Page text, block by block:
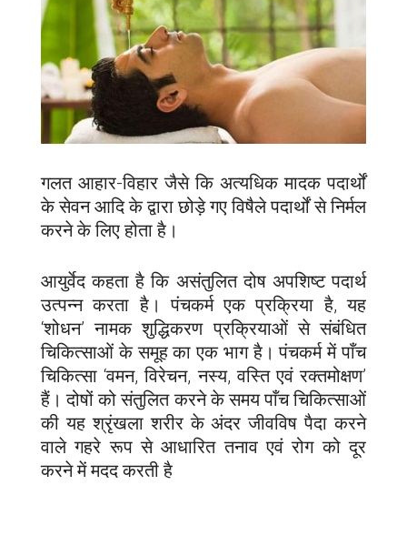
गलत आहार-विहार जैसे कि अत्यधिक मादक पदार्थों
के सेवन आदि के द्वारा छोड़े गए विषैले पदार्थों से निर्मल
करने के लिए होता है।
आयुर्वेद कहता है कि असंतुलित दोष अपशिष्ट पदार्थ
उत्पन्न करता है। पंचकर्म एक प्रक्रिया है, यह
‘शोधन’ नामक शुद्धिकरण प्रक्रियाओं से संबंधित
चिकित्साओं के समूह का एक भाग है। पंचकर्म में पाँच
चिकित्सा ‘वमन, विरेचन, नस्य, वस्ति एवं रक्तमोक्षण’
हैं। दोषों को संतुलित करने के समय पाँच चिकित्साओं
की यह श्रृंखला शरीर के अंदर जीवविष पैदा करने
वाले गहरे रूप से आधारित तनाव एवं रोग को दूर
करने में मदद करती है